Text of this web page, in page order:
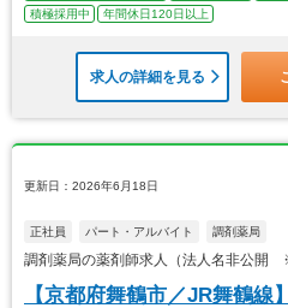
積極採用中
年間休日120日以上
求人の詳細を見る
更新日：2026年6月18日
正社員 パート・アルバイト 調剤薬局
調剤薬局の薬剤師求人（法人名非公開
【京都府舞鶴市／JR舞鶴線